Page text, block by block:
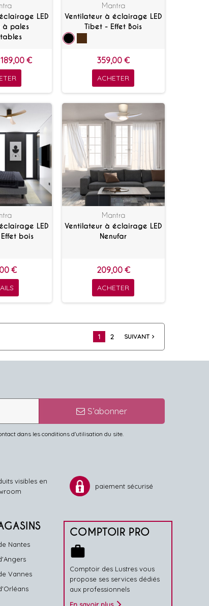
LED
à pales
189,00 €
Mantra
Ventilateur à éclairage LED
Tibet - Effet Bois
359,00 €
ACHETER
LED
Effet bois
€
Mantra
Ventilateur à éclairage LED
Nenufar
209,00 €
ACHETER
1 2 SUIVANTnavigate_next
S’abonner
dans les conditions d'utilisation du site.
visibles en
paiement sécurisé
Nantes
Vannes
COMPTOIR PRO
work
Comptoir des Lustres vous
propose ses services dédiés
aux professionnels